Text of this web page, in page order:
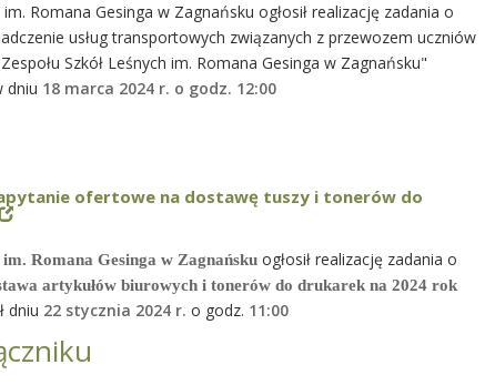
Romana Gesinga w Zagnańsku ogłosił realizację zadania o
usług transportowych związanych z przewozem uczniów
Szkół Leśnych im. Romana Gesinga w Zagnańsku"
dniu 18 marca 2024 r. o godz. 12:00
ofertowe na dostawę tuszy i tonerów do
im. Romana Gesinga w Zagnańsku ogłosił realizację zadania o
artykułów biurowych i tonerów do drukarek na 2024 rok
dniu 22 stycznia 2024 r. o godz. 11:00